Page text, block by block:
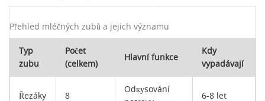
Přehled mléčných zubů a jejich významu
Typ
zubu
Počet
(celkem)
Hlavní funkce
Kdy
vypadávají
Řezáky 8
Odкуsování
6-8 let